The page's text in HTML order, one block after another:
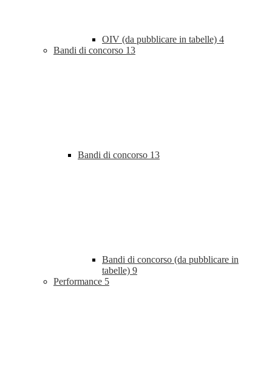
OIV (da pubblicare in tabelle) 4
Bandi di concorso 13
Bandi di concorso 13
Bandi di concorso (da pubblicare in
tabelle) 9
Performance 5